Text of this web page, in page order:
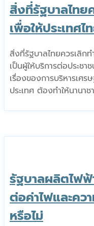
สิ่งที่รัฐบาลไทย
เพื่อให้ประเทศ
สิ่งที่รัฐบาลไทยควรเลิก
เป็นผู้ให้บริการต่อประชา
เรื่องของการบริหารเศร
ประเทศ ต้องทำให้นานาช
รัฐบาลผลิตไฟ
ต่อค่าไฟและค
หรือไม่